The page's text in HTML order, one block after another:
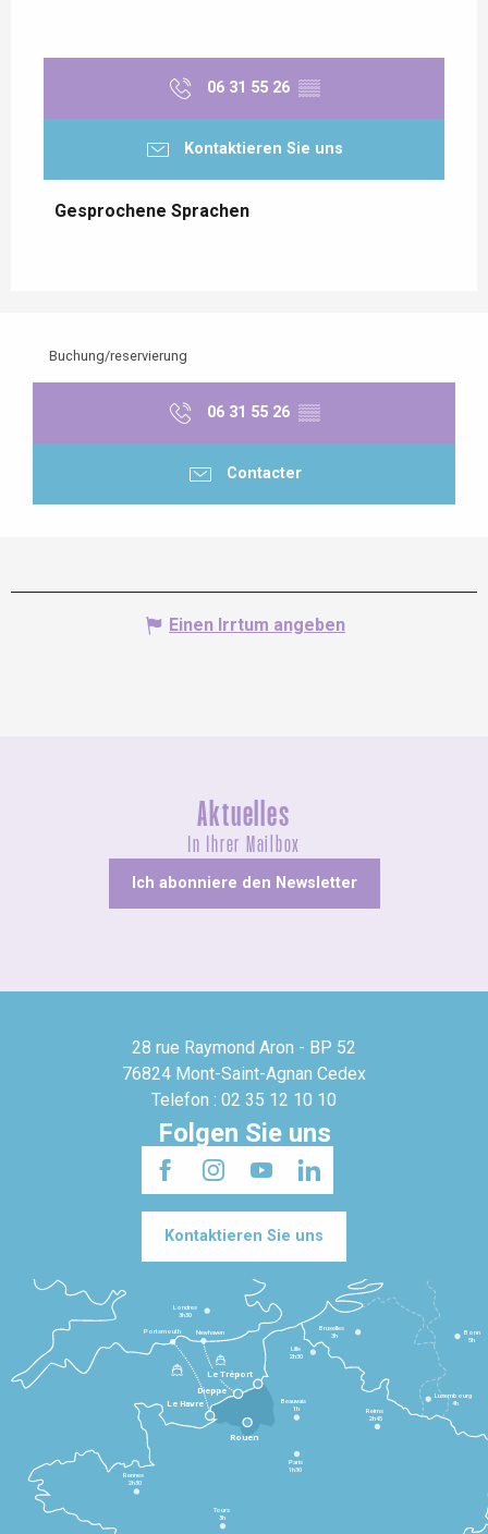
06 31 55 26 ▒▒
Kontaktieren Sie uns
Gesprochene Sprachen
Gesprochene Sprachen
Buchung/reservierung
06 31 55 26 ▒▒
Contacter
Einen Irrtum angeben
Aktuelles
In Ihrer Mailbox
Ich abonniere den Newsletter
28 rue Raymond Aron - BP 52
76824 Mont-Saint-Agnan Cedex
Telefon : 02 35 12 10 10
Folgen Sie uns
Kontaktieren Sie uns
Le Havre
Dieppe
Le Tréport
Rennes
2h30
Tours
3h
Paris
1h30
Beauvais
1h
Reims
2h45
Lille
2h30
Bruxelles
3h
Londres
3h30
Newhaven
Portsmouth
Bonn
5h
Luxembourg
4h
Rouen